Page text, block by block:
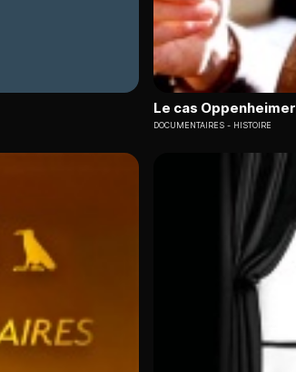
Le cas Oppenheimer
DOCUMENTAIRES HISTOIRE